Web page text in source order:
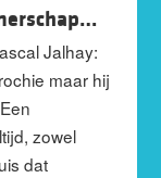
Jalhay:
maar hij
zowel
dat